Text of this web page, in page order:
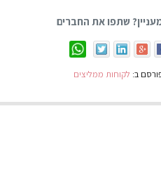
שתפו את החברים
ב: לקוחות ממליצים